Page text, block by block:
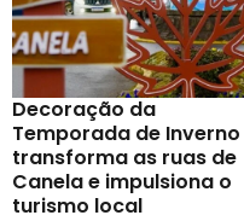
Decoração da
Temporada de Inverno
transforma as ruas de
Canela e impulsiona o
turismo local